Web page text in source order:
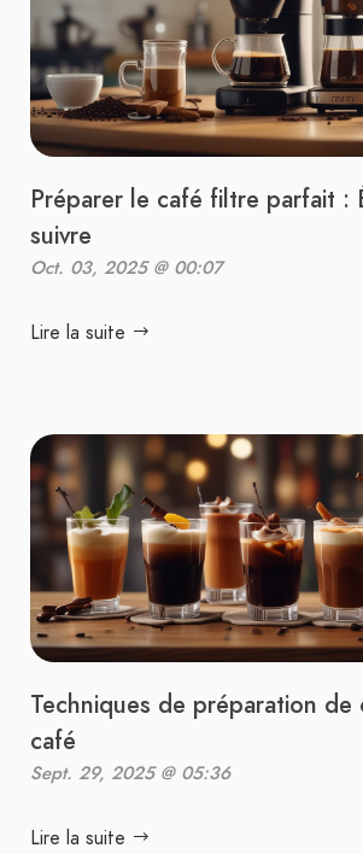
Préparer le café filtre parfait :
suivre
Oct. 03, 2025 @ 00:07
Lire la suite
Techniques de préparation de
café
Sept. 29, 2025 @ 05:36
Lire la suite